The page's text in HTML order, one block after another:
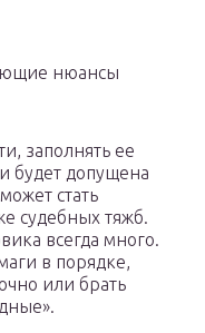
нюансы
заполнять ее
будет допущена
стать
судебных тяжб.
всегда много.
в порядке,
или брать